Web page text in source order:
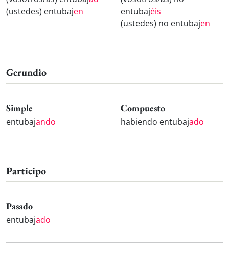
(ustedes) entubajen
entubajéis
(ustedes) no entubajen
Gerundio
Simple
entubajando
Compuesto
habiendo entubajado
Participo
Pasado
entubajado